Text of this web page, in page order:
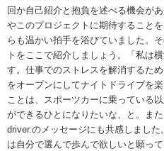
回か自己紹介と抱負を述べる機会が
やこのプロジェクトに期待すること
らも温かい拍手を浴びていました。
トをここで紹介しましょう。「私は
す。仕事でのストレスを解消するた
をオープンにしてナイトドライブを
ことは、スポーツカーに乗っている
ができるひとになりたいな、と。ま
driver.のメッセージにも共感しまし
は自分で選んで歩んで欲しいと願っ